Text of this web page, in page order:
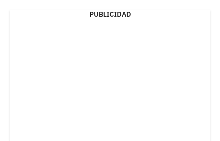
PUBLICIDAD